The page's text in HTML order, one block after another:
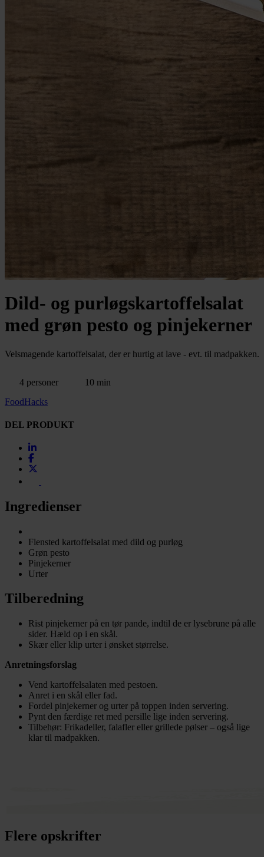
Dild- og purløgskartoffelsalat
med grøn pesto og pinjekerner
Velsmagende kartoffelsalat, der er hurtig at lave - evt. til madpakken.
4 personer
10 min
FoodHacks
DEL PRODUKT
Ingredienser
Flensted kartoffelsalat med dild og purløg
Grøn pesto
Pinjekerner
Urter
Tilberedning
Rist pinjekerner på en tør pande, indtil de er lysebrune på alle
sider. Hæld op i en skål.
Skær eller klip urter i ønsket størrelse.
Anretningsforslag
Vend kartoffelsalaten med pestoen.
Anret i en skål eller fad.
Fordel pinjekerner og urter på toppen inden servering.
Pynt den færdige ret med persille lige inden servering.
Tilbehør: Frikadeller, falafler eller grillede pølser – også lige
klar til madpakken.
Flere opskrifter